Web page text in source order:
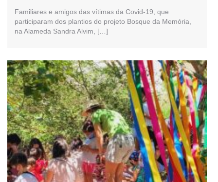
Familiares e amigos das vítimas da Covid-19, que
participaram dos plantios do projeto Bosque da Memória,
na Alameda Sandra Alvim, […]